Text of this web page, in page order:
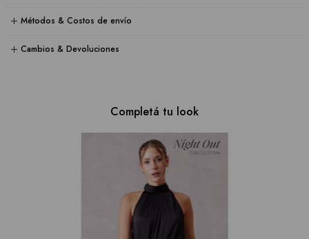
Métodos & Costos de envío
Cambios & Devoluciones
Completá tu look